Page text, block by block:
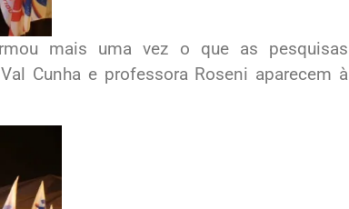
mais uma vez o que as pesquisas
Cunha e professora Roseni aparecem à